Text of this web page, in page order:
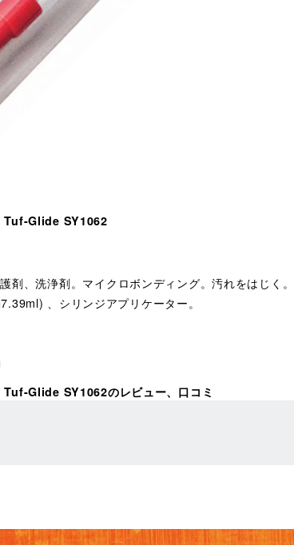
Tuf-Glide SY1062
剤、洗浄剤。マイクロボンディング。汚れをはじく
、シリンジアプリケーター。
Tuf-Glide SY1062のレビュー、口コミ